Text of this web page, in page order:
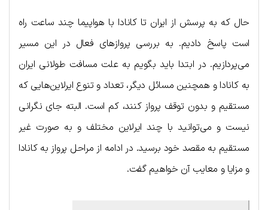
حال که به پرسش از ایران تا کانادا با هواپیما چند ساعت راه
است پاسخ دادیم. به بررسی پروازهای فعال در این مسیر
می‌پردازیم. در ابتدا باید بگویم به علت مسافت طولانی ایران
به کانادا و همچنین مسائل دیگر، تعداد و تنوع ایرلاین‌هایی که
مستقیم و بدون توقف پرواز کنند، کم است. البته جای نگرانی
نیست و می‌توانید با چند ایرلاین مختلف و به صورت غیر
مستقیم به مقصد خود برسید. در ادامه از مراحل پرواز به کانادا
و مزایا و معایب آن خواهیم گفت.